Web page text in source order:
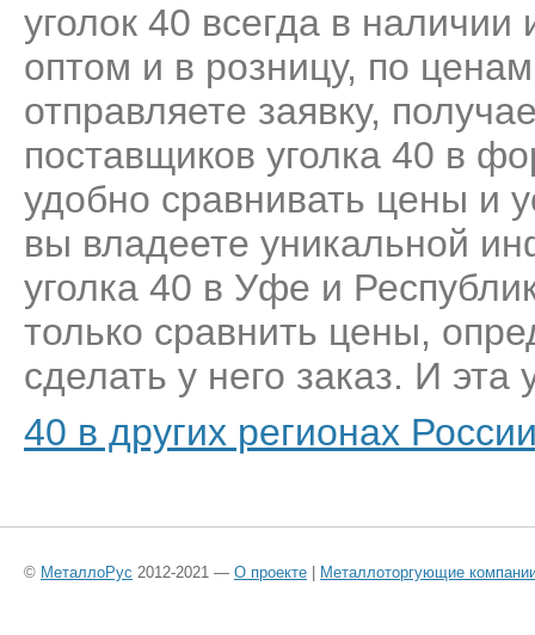
уголок 40 всегда в
оптом и в розницу, по
отправляете заявку,
поставщиков уголка 40 в
удобно сравнивать цены и
вы владеете уникальной
уголка 40 в Уфе и
только сравнить цены,
сделать у него заказ. И эта
40 в других регионах
© МеталлоРус 2012-2021 — О проекте Металлоторгующие